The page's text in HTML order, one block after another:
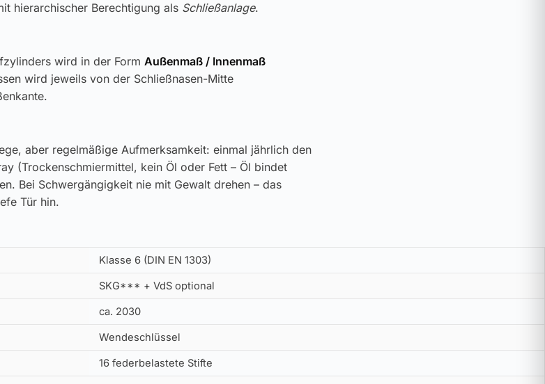
hierarchischer Berechtigung als Schließanlage.
wird in der Form Außenmaß / Innenmaß
wird jeweils von der Schließnasen-Mitte
aber regelmäßige Aufmerksamkeit: einmal jährlich den
(Trockenschmiermittel, kein Öl oder Fett – Öl bindet
Bei Schwergängigkeit nie mit Gewalt drehen – das
Tür hin.
Klasse 6 (DIN EN 1303)
SKG*** + VdS optional
ca. 2030
Wendeschlüssel
16 federbelastete Stifte